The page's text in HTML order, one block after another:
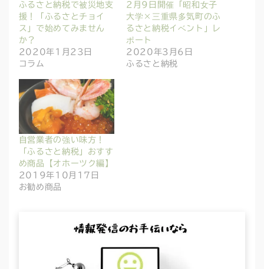
ふるさと納税で被災地支
援！「ふるさとチョイ
ス」で始めてみません
か？
2020年1月23日
コラム
2月9日開催「昭和女子
大学×三重県多気町のふ
るさと納税イベント」レ
ポート
2020年3月6日
ふるさと納税
自営業者の強い味方！
「ふるさと納税」おすす
め商品【オホーツク編】
2019年10月17日
お勧め商品